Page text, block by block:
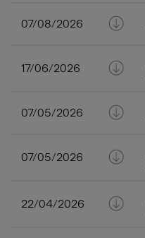
07/08/2026
17/06/2026
07/05/2026
07/05/2026
22/04/2026